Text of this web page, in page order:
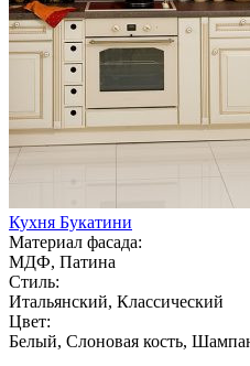
Кухня Букатини
Материал фасада:
МДФ, Патина
Стиль:
Итальянский, Классический
Цвет:
Белый, Слоновая кость,